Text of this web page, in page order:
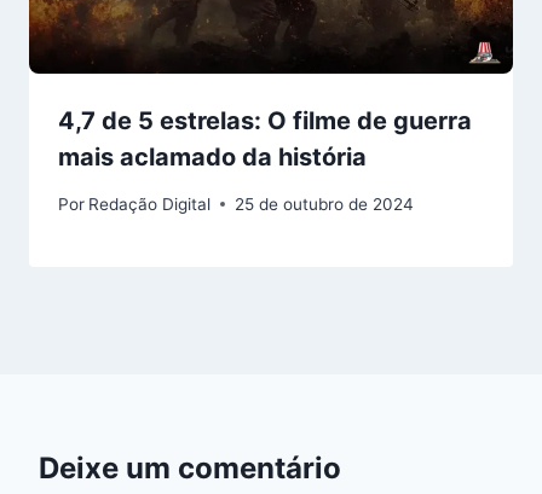
4,7 de 5 estrelas: O filme de guerra
mais aclamado da história
Por Redação Digital 25 de outubro de 2024
Deixe um comentário